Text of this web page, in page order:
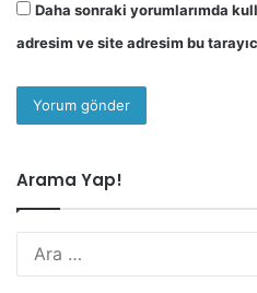
Daha sonraki yorumlarımda
adresim ve site adresim bu
Arama Yap!